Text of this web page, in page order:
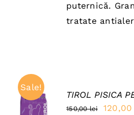
puternică.
tratate
Sale!
ADAUGĂ
ÎN COȘ
TIROL PISICA
150,00lei
Prețul
120,00